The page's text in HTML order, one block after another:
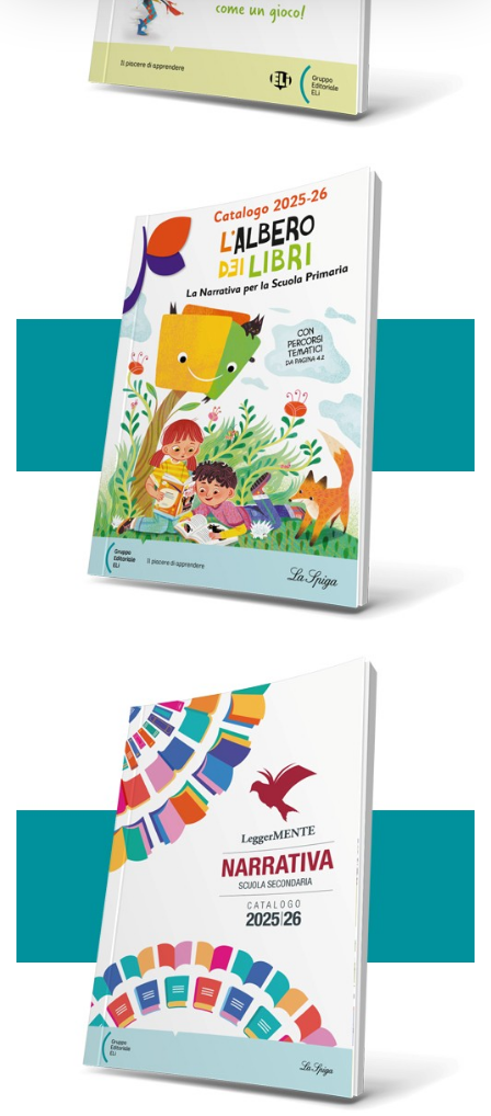
e imposta le tue preferenze nellasezione dettagli
modificare o ritirare il tuo consenso in qualsiasi momento
dalla Dichiarazione sui cookie.
Utilizziamo i cookie per personalizzare contenuti ed
analizzare il nostro traffico. Condividiamo inoltre
informazioni sul modo in cui utilizza il nostro sito con i
nostri partner che si occupano di analisi dei dati web,
pubblicità e social media, i quali potrebbero combinarle
con altre informazioni che ha fornito loro o che hanno
raccolto dal suo utilizzo dei loro servizi.